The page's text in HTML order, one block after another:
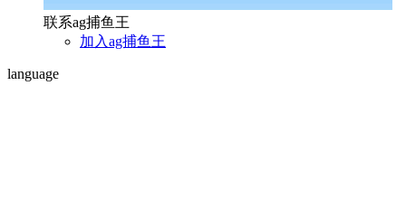
联系ag捕鱼王
加入ag捕鱼王
language